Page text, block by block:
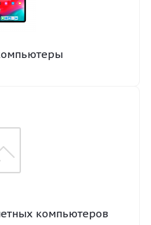
компьютеров